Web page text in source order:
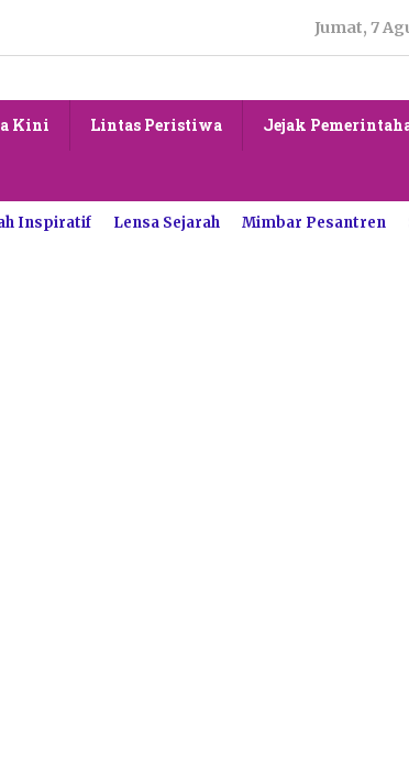
Jumat, 7
Kini Lintas Peristiwa Jejak
Inspiratif Lensa Sejarah Mimbar Pesantren